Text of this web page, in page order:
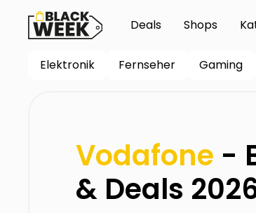
Deals Shops
Elektronik Fernseher Gaming
Vodafone -
& Deals